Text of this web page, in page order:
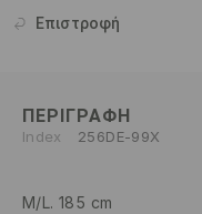
Επιστροφή
ΠΕΡΙΓΡΑΦΉ
Index 256DE-99X
M/L. 185 cm